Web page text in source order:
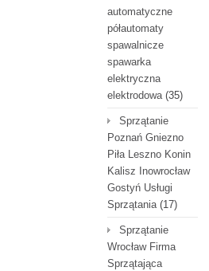
automatyczne
półautomaty
spawalnicze
spawarka
elektryczna
elektrodowa(35)
Sprzątanie
Poznań Gniezno
Piła Leszno Konin
Kalisz Inowrocław
Gostyń Usługi
Sprzątania(17)
Sprzątanie
Wrocław Firma
Sprzątająca